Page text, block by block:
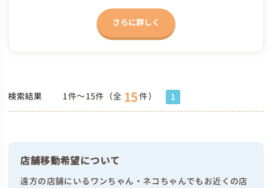
さらに詳しく
検索結果 1件～15件（全 15件） 1
店舗移動希望について
遠方の店舗にいるワンちゃん・ネコちゃんでもお近くの店